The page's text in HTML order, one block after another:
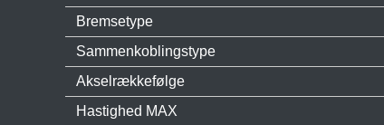
Bremsetype
Sammenkoblingstype
Akselrækkefølge
Hastighed MAX